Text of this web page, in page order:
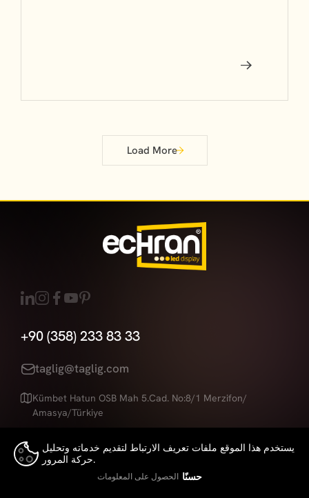
Load More
+90 (358) 233 83 33
taglig@taglig.com
Kümbet Hatun OSB Mah 5.Cad. No:8/1 Merzifon/
Amasya/Türkiye
Led displays technologies
يستخدم هذا الموقع ملفات تعريف الارتباط لتقديم خدماته وتحليل
حركة المرور.
الحصول على المعلومات حسنًا